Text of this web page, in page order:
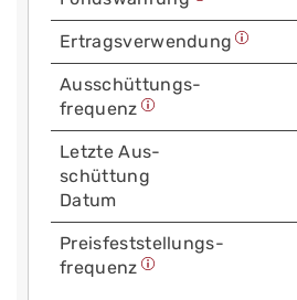
Ertrags­verwendung
Aus­schüttungs­
frequenz
Letzte Aus­
schüttung
Datum
Preis­fest­stellungs­
frequenz